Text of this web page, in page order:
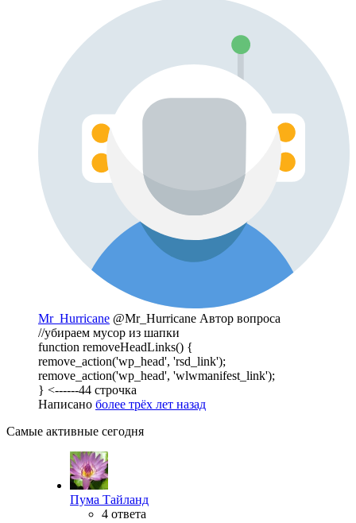
Mr_Hurricane @Mr_Hurricane Автор вопроса
//убираем мусор из шапки
function removeHeadLinks() {
remove_action('wp_head', 'rsd_link');
remove_action('wp_head', 'wlwmanifest_link');
} <------44 строчка
Написано более трёх лет назад
Самые активные сегодня
Пума Тайланд
4 ответа